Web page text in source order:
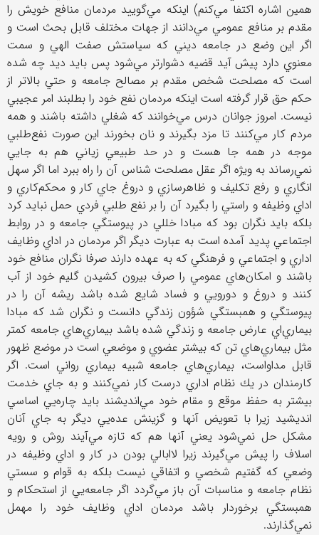
همين اشاره اكتفا مي‌كنم) اينكه مي‌گوييد مردمان منافع خويش را
مقدم بر منافع عمومي مي‌دانند از جهات مختلف قابل بحث است و
اگر اين وضع در جامعه ديني كه سياستش صفت الهي و سمت
معنوي دارد پيش آيد قضيه دشوارتر مي‌شود پس بايد ديد چه شده
است كه مصلحت شخص مقدم بر مصالح جامعه و حتي بالاتر از
حكم حق قرار گرفته است اينكه مردمان نفع خود را بطلبند امر عجيبي
نيست. امروز جوانان درس مي‌خوانند كه شغلي داشته باشند و همه
مردم كار مي‌كنند تا مزد بگيرند و نان بخورند اين صورت نفع‌طلبي
موجه در همه جا هست و در حد طبيعي زياني هم به جايي
نمي‌رساند به ويژه اگر عقل مصلحت شناس آن را راه ببرد اما اگر سهل
انگاري و رفع تكليف و ظاهر‌سازي و دروغ جاي كار و محكم‌كاري و
اداي وظيفه و راستي را بگيرد آن را بر نفع طلبي فردي حمل نبايد كرد
بلكه بايد نگران بود كه مبادا خللي در پيوستگي جامعه و در روابط
اجتماعي پديد آمده است به عبارت ديگر اگر مردمان در اداي وظايف
اداري و اجتماعي و فرهنگي كه به عهده دارند صرفا نگران منافع خود
باشند و امكان‌هاي عمومي را صرف بيرون كشيدن گليم خود از آب
كنند و دروغ و دورويي و فساد شايع شده باشد ريشه آن را در
پيوستگي و همبستگي شؤون زندگي دانست و نگران شد كه مبادا
بيماري‌اي عارض جامعه و زندگي شده باشد بيماري‌هاي جامعه كمتر
مثل بيماري‌هاي تن كه بيشتر عضوي و موضعي است در موضع ظهور
قابل مداواست، بيماري‌هاي جامعه شبيه بيماري رواني است. اگر
كارمندان در يك نظام اداري درست كار نمي‌كنند و به جاي خدمت
بيشتر به حفظ موقع و مقام خود مي‌انديشند بايد چاره‌يي اساسي
انديشيد زيرا با تعويض آنها و گزينش عده‌يي ديگر به جاي آنان
مشكل حل نمي‌شود يعني آنها هم كه تازه مي‌آيند روش و رويه
اسلاف را پيش مي‌گيرند زيرا لاابالي بودن در كار و اداي وظيفه در
وضعي كه گفتيم شخصي و اتفاقي نيست بلكه به قوام و سستي
نظام جامعه و مناسبات آن باز مي‌گردد اگر جامعه‌يي از استحكام و
همبستگي برخوردار باشد مردمان اداي وظايف خود را مهمل
نمي‌گذارند.